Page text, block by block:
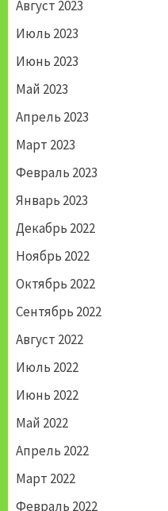
Август 2023
Июль 2023
Июнь 2023
Май 2023
Апрель 2023
Март 2023
Февраль 2023
Январь 2023
Декабрь 2022
Ноябрь 2022
Октябрь 2022
Сентябрь 2022
Август 2022
Июль 2022
Июнь 2022
Май 2022
Апрель 2022
Март 2022
Февраль 2022